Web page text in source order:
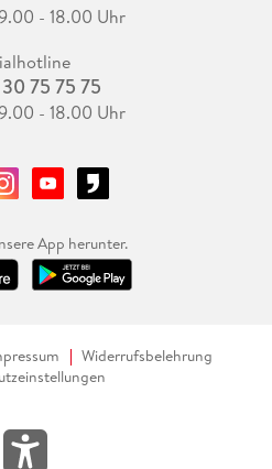
- 18.00 Uhr
75 75 75
- 18.00 Uhr
App herunter.
Widerrufsbelehrung